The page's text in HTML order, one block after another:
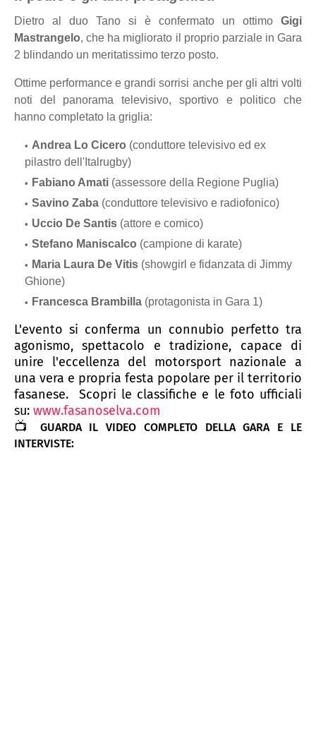
Dietro al duo Tano si è confermato un ottimo Gigi
Mastrangelo, che ha migliorato il proprio parziale in Gara
2 blindando un meritatissimo terzo posto.
Ottime performance e grandi sorrisi anche per gli altri volti
noti del panorama televisivo, sportivo e politico che
hanno completato la griglia:
Andrea Lo Cicero (conduttore televisivo ed ex
pilastro dell'Italrugby)
Fabiano Amati (assessore della Regione Puglia)
Savino Zaba (conduttore televisivo e radiofonico)
Uccio De Santis (attore e comico)
Stefano Maniscalco (campione di karate)
Maria Laura De Vitis (showgirl e fidanzata di Jimmy
Ghione)
Francesca Brambilla (protagonista in Gara 1)
L'evento si conferma un connubio perfetto tra
agonismo, spettacolo e tradizione, capace di
unire l'eccellenza del motorsport nazionale a
una vera e propria festa popolare per il territorio
fasanese. Scopri le classifiche e le foto ufficiali
su: www.fasanoselva.com
📺
GUARDA IL VIDEO COMPLETO DELLA GARA E LE
INTERVISTE: